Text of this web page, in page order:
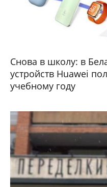
Снова в школу: в
устройств Huawei
учебному году